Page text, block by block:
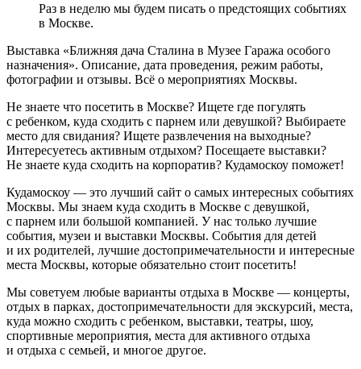
Раз в неделю мы будем писать о предстоящих событиях
в Москве.
Выставка «Ближняя дача Сталина в Музее Гаража особого
назначения». Описание, дата проведения, режим работы,
фотографии и отзывы. Всё о мероприятиях Москвы.
Не знаете что посетить в Москве? Ищете где погулять
с ребенком, куда сходить с парнем или девушкой? Выбираете
место для свидания? Ищете развлечения на выходные?
Интересуетесь активным отдыхом? Посещаете выставки?
Не знаете куда сходить на корпоратив? Кудамоскоу поможет!
Кудамоскоу — это лучший сайт о самых интересных событиях
Москвы. Мы знаем куда сходить в Москве с девушкой,
с парнем или большой компанией. У нас только лучшие
события, музеи и выставки Москвы. События для детей
и их родителей, лучшие достопримечательности и интересные
места Москвы, которые обязательно стоит посетить!
Мы советуем любые варианты отдыха в Москве — концерты,
отдых в парках, достопримечательности для экскурсий, места,
куда можно сходить с ребенком, выставки, театры, шоу,
спортивные мероприятия, места для активного отдыха
и отдыха с семьей, и многое другое.